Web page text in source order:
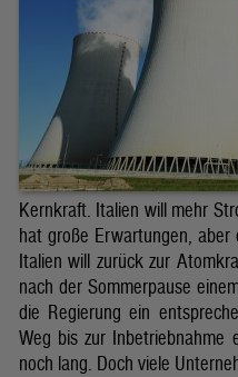
Kernkraft. Italien will mehr
hat große Erwartungen, aber
Italien will zurück zur
nach der Sommerpause
die Regierung ein
Weg bis zur Inbetriebnahme
noch lang. Doch viele